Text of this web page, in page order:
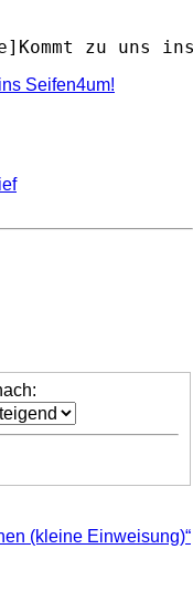
Seifen4um!
(kleine Einweisung)“